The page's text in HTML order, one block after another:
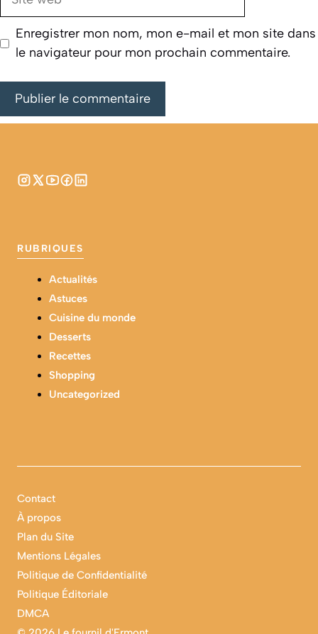
Enregistrer mon nom, mon e-mail et mon site dans
le navigateur pour mon prochain commentaire.
RUBRIQUES
Actualités
Astuces
Cuisine du monde
Desserts
Recettes
Shopping
Uncategorized
Contact
À propos
Plan du Site
Mentions Légales
Politique de Confidentialité
Politique Éditoriale
DMCA